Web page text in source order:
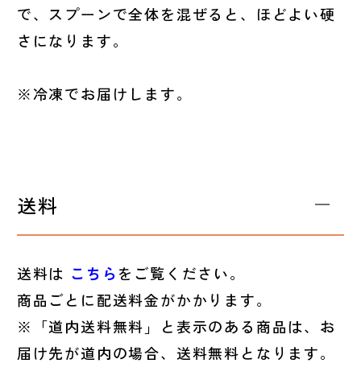
で、スプーンで全体を混ぜると、ほどよい硬
さになります。
※冷凍でお届けします。
送料
送料は こちらをご覧ください。
商品ごとに配送料金がかかります。
※「道内送料無料」と表示のある商品は、お
届け先が道内の場合、送料無料となります。